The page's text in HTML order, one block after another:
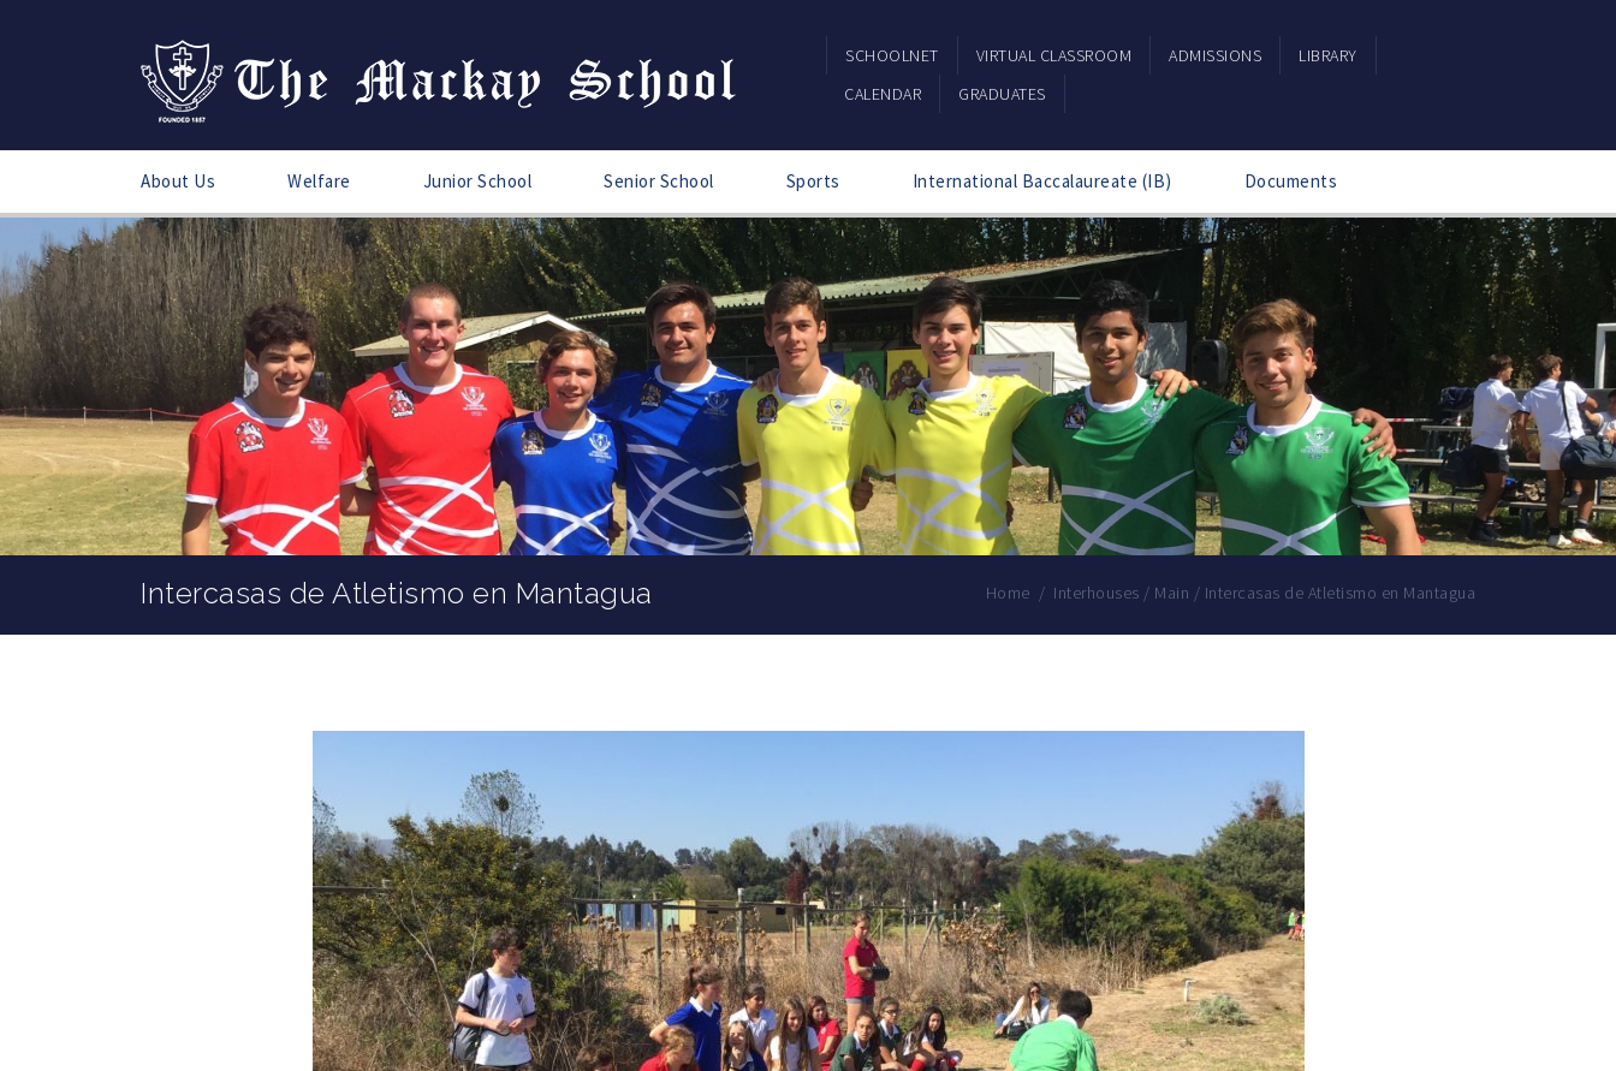
SCHOOLNET VIRTUAL CLASSROOM ADMISSIONS
LIBRARY
CALENDAR
GRADUATES
About Us Welfare Junior School Senior School Sports International Baccalaureate (IB) Documents
Intercasas de Atletismo en Mantagua Home / Interhouses / Main / Intercasas de Atletismo en Mantagua